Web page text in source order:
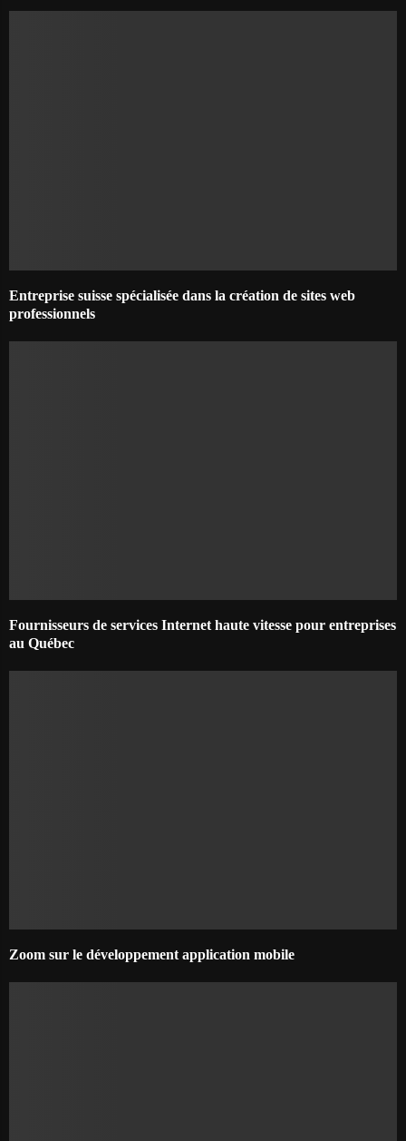
Entreprise suisse spécialisée dans la création de sites web
professionnels
Fournisseurs de services Internet haute vitesse pour entreprises
au Québec
Zoom sur le développement application mobile